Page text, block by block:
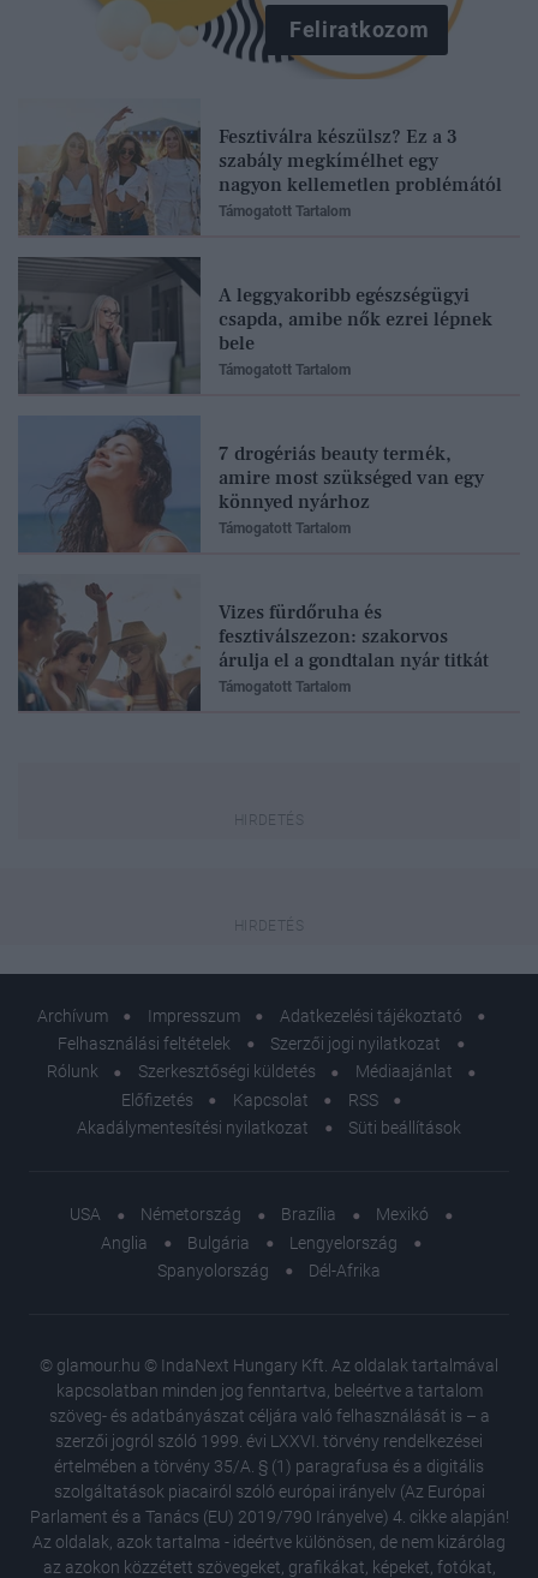
Feliratkozom
Fesztiválra készülsz? Ez a 3
szabály megkímélhet egy
nagyon kellemetlen problémától
Támogatott Tartalom
A leggyakoribb egészségügyi
csapda, amibe nők ezrei lépnek
bele
Támogatott Tartalom
7 drogériás beauty termék,
amire most szükséged van egy
könnyed nyárhoz
Támogatott Tartalom
Vizes fürdőruha és
fesztiválszezon: szakorvos
árulja el a gondtalan nyár titkát
Támogatott Tartalom
Archívum Impresszum
Adatkezelési tájékoztató
Felhasználási feltételek
Szerzői jogi nyilatkozat
Rólunk
Szerkesztőségi küldetés
Médiaajánlat
Előfizetés
Kapcsolat
RSS
Akadálymentesítési nyilatkozat
Süti beállítások
USA Németország Brazília
Mexikó
Anglia
Bulgária
Lengyelország
Spanyolország
Dél-Afrika
© glamour.hu © IndaNext Hungary Kft. Az oldalak tartalmával
kapcsolatban minden jog fenntartva, beleértve a tartalom
szöveg- és adatbányászat céljára való felhasználását is – a
szerzői jogról szóló 1999. évi LXXVI. törvény rendelkezései
értelmében a törvény 35/A. § (1) paragrafusa és a digitális
szolgáltatások piacairól szóló európai irányelv (Az Európai
Parlament és a Tanács (EU) 2019/790 Irányelve) 4. cikke alapján!
Az oldalak, azok tartalma - ideértve különösen, de nem kizárólag
az azokon közzétett szövegeket, grafikákat, képeket, fotókat,